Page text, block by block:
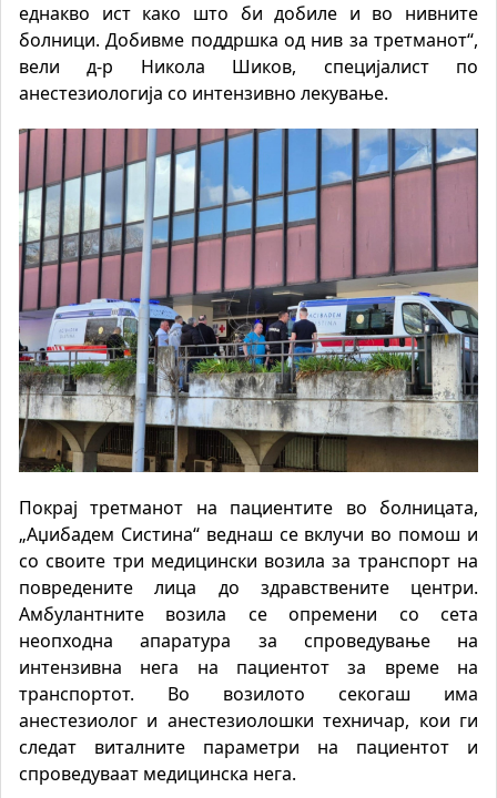
еднакво ист како што би добиле и во нивните
болници. Добивме поддршка од нив за третманот“,
вели д-р Никола Шиков, специјалист по
анестезиологија со интензивно лекување.
Покрај третманот на пациентите во болницата,
„Аџибадем Систина“ веднаш се вклучи во помош и
со своите три медицински возилаза транспорт на
поврeдените лица до здравствените центри.
Амбулантните возила се опремени со сета
неопходна апаратура за спроведување на
интензивна нега на пациентот за време на
транспортот. Во возилото секогаш има
анестезиолог и анестезиолошки техничар, кои ги
следат виталните параметри на пациентот и
спроведуваат медицинска нега.